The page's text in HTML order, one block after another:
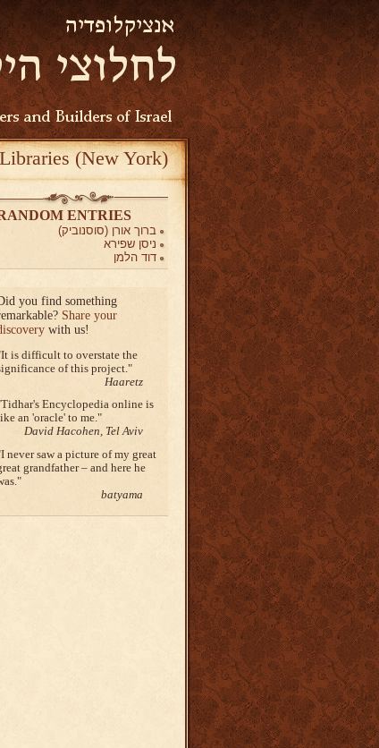
(New York)
ENTRIES
ברוך אורן (סוסנוביק)
ניסן שפירא
דוד הלמן
you find something
Share your
with us!
It is difficult to overstate the
of this project.
Haaretz
Tidhar's Encyclopedia online is
an 'oracle' to me.
David Hacohen, Tel Aviv
I never saw a picture of my great
grandfather – and here he
batyama